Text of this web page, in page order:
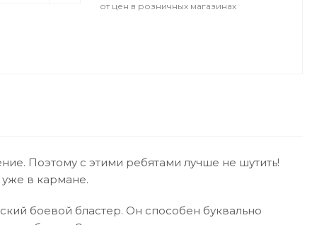
от цен в розничных магазинах
Поэтому с этими ребятами лучше не шутить!
уже в кармане.
боевой бластер. Он способен буквально